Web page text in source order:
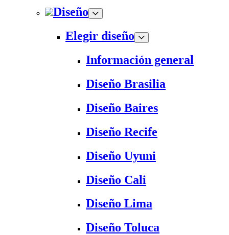
Diseño
Elegir diseño
Información general
Diseño Brasilia
Diseño Baires
Diseño Recife
Diseño Uyuni
Diseño Cali
Diseño Lima
Diseño Toluca